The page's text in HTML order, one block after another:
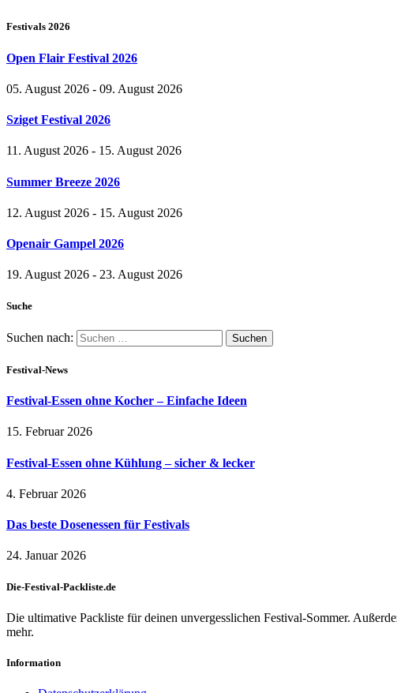
Festivals 2026
Open Flair Festival 2026
05. August 2026 - 09. August 2026
Sziget Festival 2026
11. August 2026 - 15. August 2026
Summer Breeze 2026
12. August 2026 - 15. August 2026
Openair Gampel 2026
19. August 2026 - 23. August 2026
Suche
Suchen nach:
Festival-News
Festival-Essen ohne Kocher – Einfache Ideen
15. Februar 2026
Festival-Essen ohne Kühlung – sicher & lecker
4. Februar 2026
Das beste Dosenessen für Festivals
24. Januar 2026
Die-Festival-Packliste.de
Die ultimative Packliste für deinen unvergesslichen Festival-Sommer.
mehr.
Information